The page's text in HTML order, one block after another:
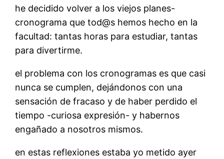
he decidido volver a los viejos planes-
cronograma que tod@s hemos hecho en la
facultad: tantas horas para estudiar, tantas
para divertirme.
el problema con los cronogramas es que casi
nunca se cumplen, dejándonos con una
sensación de fracaso y de haber perdido el
tiempo -curiosa expresión- y habernos
engañado a nosotros mismos.
en estas reflexiones estaba yo metido ayer